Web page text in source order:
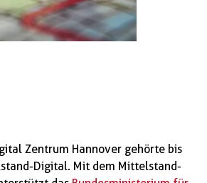
Zentrum Hannover gehörte bis
Digital. Mit dem Mittelstand-